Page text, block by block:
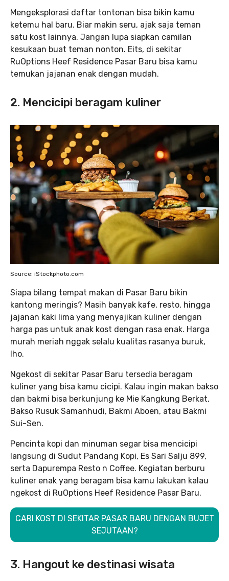
Mengeksplorasi daftar tontonan bisa bikin kamu
ketemu hal baru. Biar makin seru, ajak saja teman
satu kost lainnya. Jangan lupa siapkan camilan
kesukaan buat teman nonton. Eits, di sekitar
RuOptions Heef Residence Pasar Baru bisa kamu
temukan jajanan enak dengan mudah.
2. Mencicipi beragam kuliner
Source: iStockphoto.com
Siapa bilang tempat makan di Pasar Baru bikin
kantong meringis? Masih banyak kafe, resto, hingga
jajanan kaki lima yang menyajikan kuliner dengan
harga pas untuk anak kost dengan rasa enak. Harga
murah meriah nggak selalu kualitas rasanya buruk,
lho.
Ngekost di sekitar Pasar Baru tersedia beragam
kuliner yang bisa kamu cicipi. Kalau ingin makan bakso
dan bakmi bisa berkunjung ke Mie Kangkung Berkat,
Bakso Rusuk Samanhudi, Bakmi Aboen, atau Bakmi
Sui-Sen.
Pencinta kopi dan minuman segar bisa mencicipi
langsung di Sudut Pandang Kopi, Es Sari Salju 899,
serta Dapurempa Resto n Coffee. Kegiatan berburu
kuliner enak yang beragam bisa kamu lakukan kalau
ngekost di RuOptions Heef Residence Pasar Baru.
CARI KOST DI SEKITAR PASAR BARU DENGAN BUJET
SEJUTAAN?
3. Hangout ke destinasi wisata